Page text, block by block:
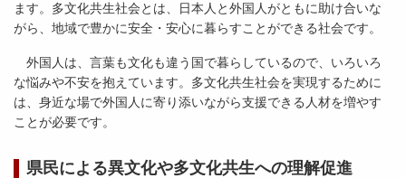
ます。多文化共生社会とは、日本人と外国人がともに助け合いな
がら、地域で豊かに安全・安心に暮らすことができる社会です。
外国人は、言葉も文化も違う国で暮らしているので、いろいろ
な悩みや不安を抱えています。多文化共生社会を実現するために
は、身近な場で外国人に寄り添いながら支援できる人材を増やす
ことが必要です。
県民による異文化や多文化共生への理解促進